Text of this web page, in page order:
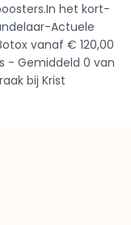
het kort-
Actuele
vanaf € 120,00
- Gemiddeld 0 van
bij Krist